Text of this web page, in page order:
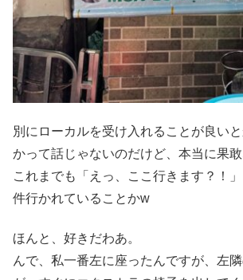
別にローカルを受け入れることが良い
かって話じゃないのだけど、本当に果敢
これまでも「えっ、ここ行きます？！
件行かれていることかw
ほんと、好きだわあ。
んで、私一番左に座ったんですが、左